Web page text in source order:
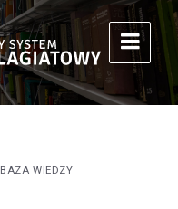
BAZA WIEDZY